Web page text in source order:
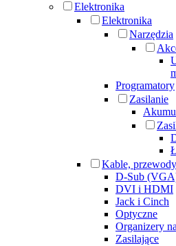
Elektronika
Elektronika
Narzędzia
Programatory
Zasilanie
Kable, przewody
D-Sub
DVI i HDMI
Jack i Cinch
Optyczne
Organizery
Zasilające